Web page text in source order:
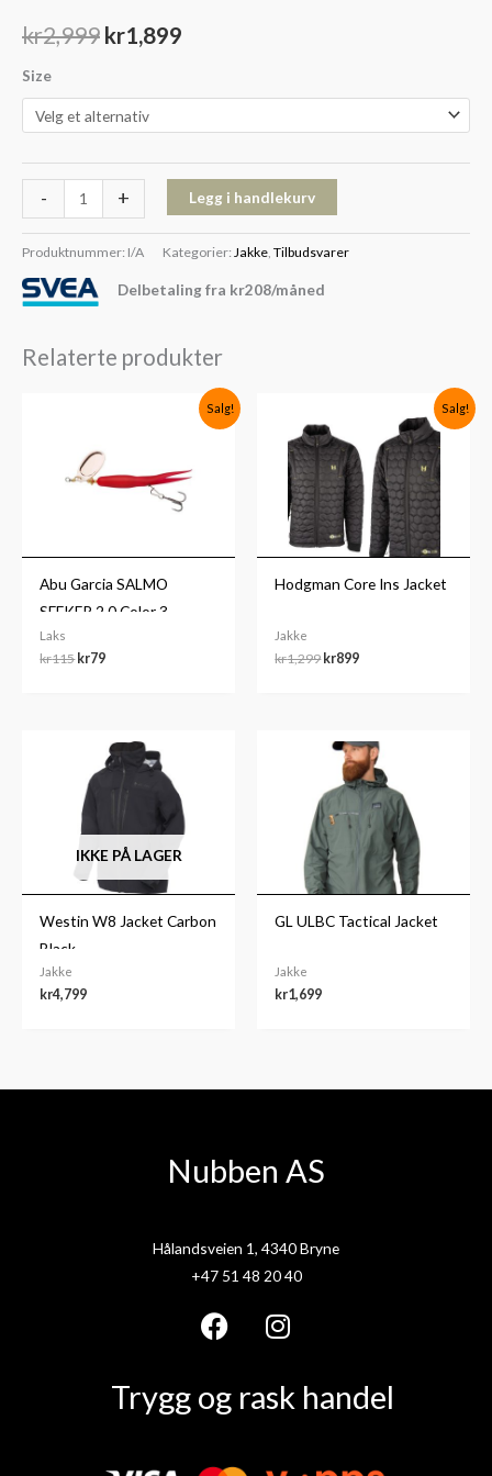
kr2,999 kr1,899
Size
- + Legg i handlekurv
Produktnummer: I/A Kategorier: Jakke, Tilbudsvarer
Delbetaling fra kr208/måned
Relaterte produkter
Salg!
Abu Garcia SALMO
SEEKER 2.0 Color 3
Laks
kr115
kr115.
kr79
kr79.
Salg!
Hodgman Core Ins Jacket
Jakke
kr1,299
var:
kr1,299.
kr899
Nåværende
kr899.
IKKE PÅ LAGER
Westin W8 Jacket Carbon
Black
Jakke
kr4,799
GL ULBC Tactical Jacket
Jakke
kr1,699
Nubben AS
Hålandsveien 1, 4340 Bryne
+47 51 48 20 40
F
c
b
I
s
Trygg og rask handel